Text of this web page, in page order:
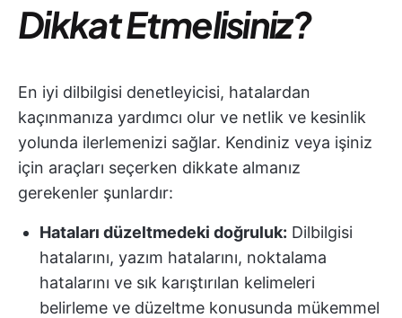
Dikkat Etmelisiniz?
En iyi dilbilgisi denetleyicisi, hatalardan
kaçınmanıza yardımcı olur ve netlik ve kesinlik
yolunda ilerlemenizi sağlar. Kendiniz veya işiniz
için araçları seçerken dikkate almanız
gerekenler şunlardır:
Hataları düzeltmedeki doğruluk: Dilbilgisi
hatalarını, yazım hatalarını, noktalama
hatalarını ve sık karıştırılan kelimeleri
belirleme ve düzeltme konusunda mükemmel